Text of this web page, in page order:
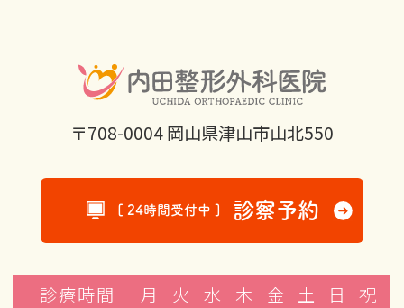
〒708-0004 岡山県津山市山北550
[ 24時間受付中 ] 診察予約
診療時間 月 火 水 木 金 土 日 祝